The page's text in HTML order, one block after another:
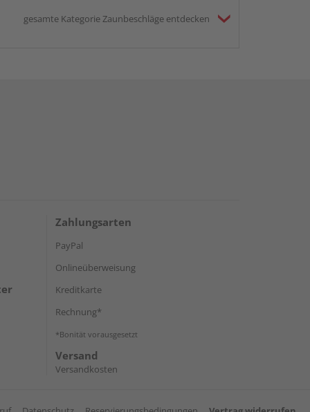
gesamte Kategorie Zaunbeschläge entdecken
Zahlungsarten
PayPal
Onlineüberweisung
Kreditkarte
Rechnung*
*Bonität vorausgesetzt
Versand
Versandkosten